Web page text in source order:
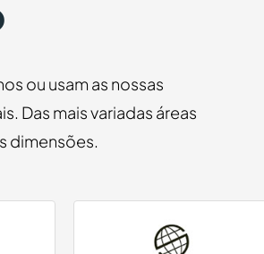
ou usam as nossas
Das mais variadas áreas
dimensões.